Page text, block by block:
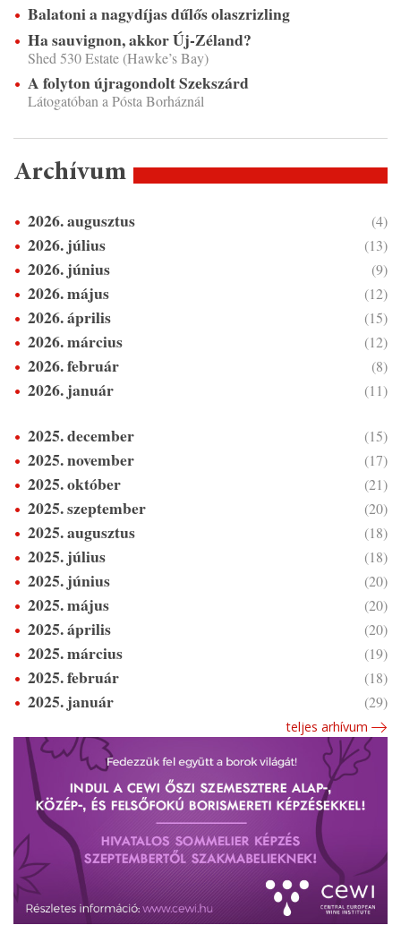
Balatoni a nagydíjas dűlős olaszrizling
Ha sauvignon, akkor Új-Zéland?
Shed 530 Estate (Hawke’s Bay)
A folyton újragondolt Szekszárd
Látogatóban a Pósta Borháznál
Archívum
2026. augusztus (4)
2026. július (13)
2026. június (9)
2026. május (12)
2026. április (15)
2026. március (12)
2026. február (8)
2026. január (11)
2025. december (15)
2025. november (17)
2025. október (21)
2025. szeptember (20)
2025. augusztus (18)
2025. július (18)
2025. június (20)
2025. május (20)
2025. április (20)
2025. március (19)
2025. február (18)
2025. január (29)
teljes arhívum